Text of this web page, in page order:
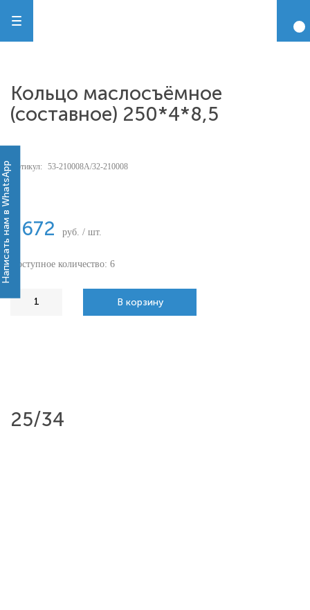
Кольцо маслосъёмное
(составное) 250*4*8,5
Артикул: 53-210008А/32-210008
3672 руб. / шт.
Доступное количество: 6
В корзину
25/34
Написать нам в WhatsApp